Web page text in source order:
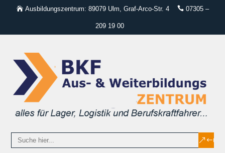
Ausbildungszentrum: 89079 Ulm, Graf-Arco-Str. 4 07305 –
209 19 00